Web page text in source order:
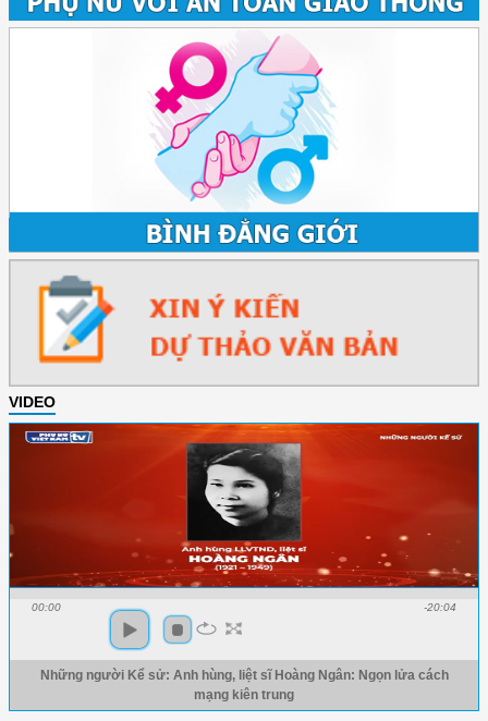
VIDEO
00:00 -20:04
Những người Kể sử: Anh hùng, liệt sĩ Hoàng Ngân: Ngọn lửa cách
mạng kiên trung